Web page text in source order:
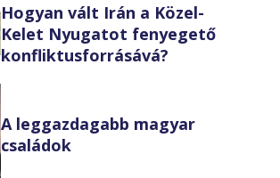
Hogyan vált Irán a Közel-
Kelet Nyugatot fenyegető
konfliktusforrásává?
A leggazdagabb magyar
családok